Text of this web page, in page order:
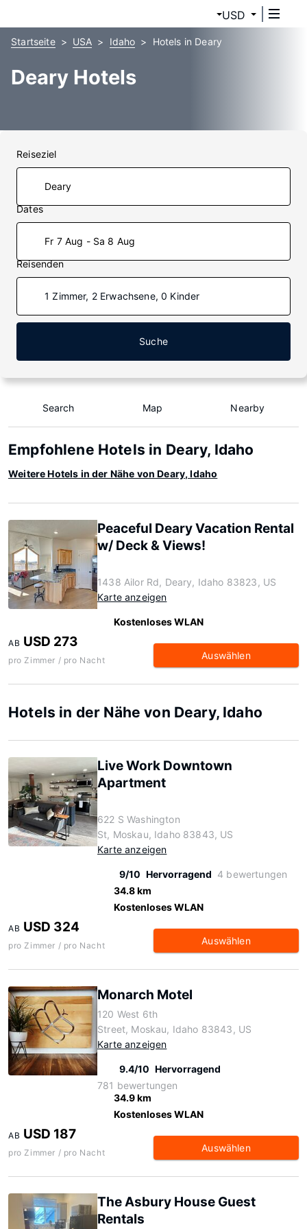
USD
Startseite USA Idaho Hotels in Deary
Deary Hotels
Reiseziel
Dates
Fr 7 Aug - Sa 8 Aug
Reisenden
1 Zimmer, 2 Erwachsene, 0 Kinder
Suche
Search Map Nearby
Empfohlene Hotels in Deary, Idaho
Weitere Hotels in der Nähe von Deary, Idaho
Peaceful Deary Vacation Rental
w/ Deck & Views!
1438 Ailor Rd, Deary, Idaho 83823, US
Karte anzeigen
Kostenloses WLAN
AB USD 273
pro Zimmer / pro Nacht Auswählen
Hotels in der Nähe von Deary, Idaho
Live Work Downtown
Apartment
622 S Washington
St, Moskau, Idaho 83843, US
Karte anzeigen
9/10 Hervorragend 4 bewertungen
34.8 km
Kostenloses WLAN
AB USD 324
pro Zimmer / pro Nacht Auswählen
Monarch Motel
120 West 6th
Street, Moskau, Idaho 83843, US
Karte anzeigen
9.4/10 Hervorragend
781 bewertungen
34.9 km
Kostenloses WLAN
AB USD 187
pro Zimmer / pro Nacht Auswählen
The Asbury House Guest
Rentals